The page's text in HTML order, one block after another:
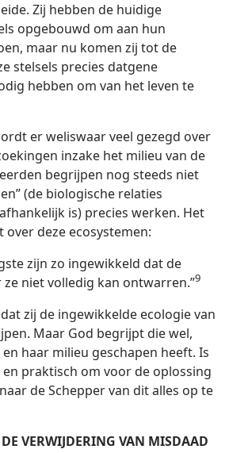
Zij hebben de huidige
opgebouwd om aan hun
maar nu komen zij tot de
stelsels precies datgene
hebben om van het leven te
er weliswaar veel gezegd over
inzake het milieu van de
begrijpen nog steeds niet
(de biologische relaties
is) precies werken. Het
over deze ecosystemen:
zijn zo ingewikkeld dat de
niet volledig kan ontwarren.”9
zij de ingewikkelde ecologie van
Maar God begrijpt die wel,
haar milieu geschapen heeft. Is
praktisch om voor de oplossing
de Schepper van dit alles op te
VERWIJDERING VAN MISDAAD